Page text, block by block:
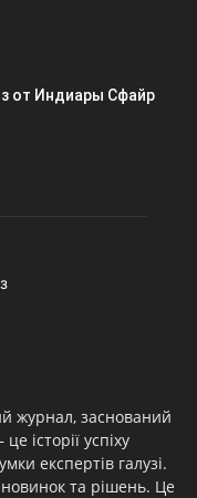
от Индиары Сфайр
журнал, заснований
історії успіху
експертів галузі.
новинок та рішень. Це